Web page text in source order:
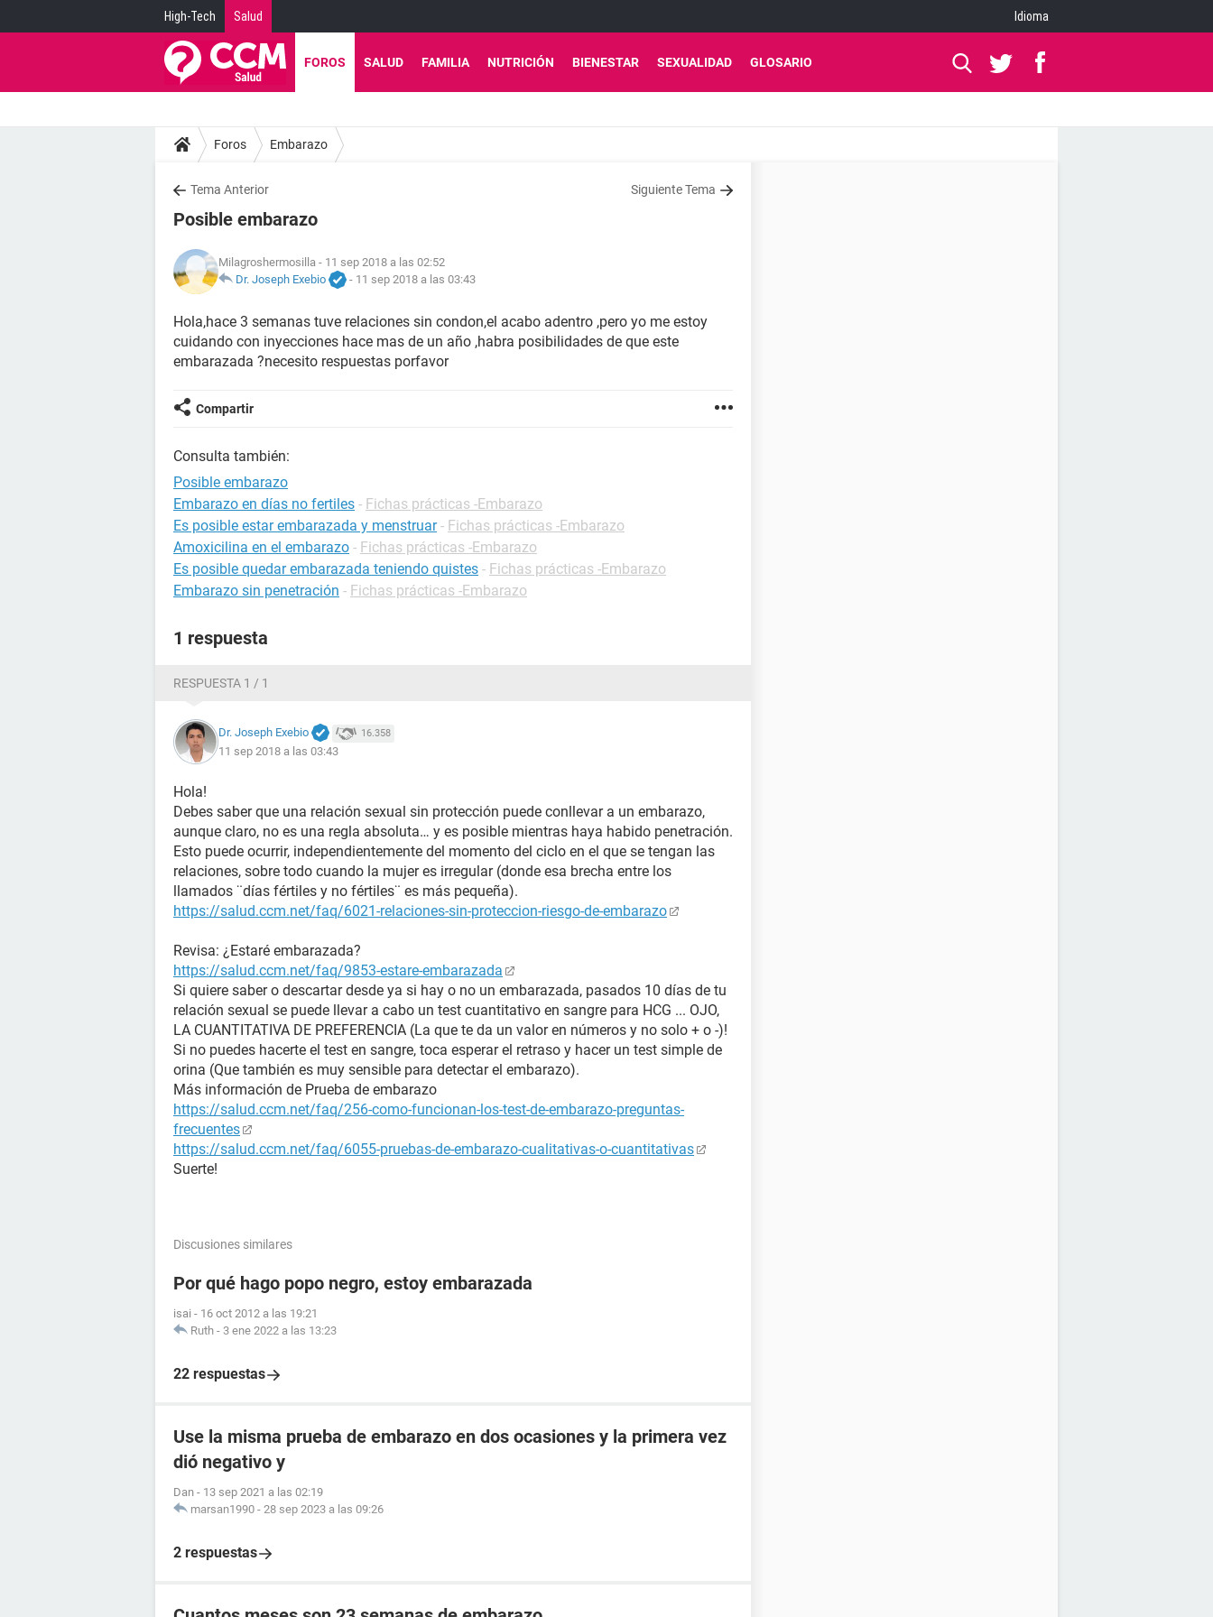
High-Tech Salud Idioma
FOROS SALUD FAMILIA NUTRICIÓN BIENESTAR SEXUALIDAD GLOSARIO
Foros Embarazo
Tema Anterior Siguiente Tema
Posible embarazo
Milagroshermosilla - 11 sep 2018 a las 02:52
Dr. Joseph Exebio
- 11 sep 2018 a las 03:43
Hola,hace 3 semanas tuve relaciones sin condon,el acabo adentro ,pero yo me estoy
cuidando con inyecciones hace mas de un año ,habra posibilidades de que este
embarazada ?necesito respuestas porfavor
Compartir
Consulta también:
Posible embarazo
Embarazo en días no fertiles - Fichas prácticas -Embarazo
Es posible estar embarazada y menstruar - Fichas prácticas -Embarazo
Amoxicilina en el embarazo - Fichas prácticas -Embarazo
Es posible quedar embarazada teniendo quistes - Fichas prácticas -Embarazo
Embarazo sin penetración - Fichas prácticas -Embarazo
1 respuesta
RESPUESTA 1 / 1
Dr. Joseph Exebio 16.358
11 sep 2018 a las 03:43
Hola!
Debes saber que una relación sexual sin protección puede conllevar a un embarazo,
aunque claro, no es una regla absoluta… y es posible mientras haya habido penetración.
Esto puede ocurrir, independientemente del momento del ciclo en el que se tengan las
relaciones, sobre todo cuando la mujer es irregular (donde esa brecha entre los
llamados ¨días fértiles y no fértiles¨ es más pequeña).
https://salud.ccm.net/faq/6021-relaciones-sin-proteccion-riesgo-de-embarazo
Revisa: ¿Estaré embarazada?
https://salud.ccm.net/faq/9853-estare-embarazada
Si quiere saber o descartar desde ya si hay o no un embarazada, pasados 10 días de tu
relación sexual se puede llevar a cabo un test cuantitativo en sangre para HCG ... OJO,
LA CUANTITATIVA DE PREFERENCIA (La que te da un valor en números y no solo + o -)!
Si no puedes hacerte el test en sangre, toca esperar el retraso y hacer un test simple de
orina (Que también es muy sensible para detectar el embarazo).
Más información de Prueba de embarazo
https://salud.ccm.net/faq/256-como-funcionan-los-test-de-embarazo-preguntas-
frecuentes
https://salud.ccm.net/faq/6055-pruebas-de-embarazo-cualitativas-o-cuantitativas
Suerte!
Discusiones similares
Por qué hago popo negro, estoy embarazada
isai - 16 oct 2012 a las 19:21
Ruth - 3 ene 2022 a las 13:23
22 respuestas
Use la misma prueba de embarazo en dos ocasiones y la primera vez
dió negativo y
Dan - 13 sep 2021 a las 02:19
marsan1990 - 28 sep 2023 a las 09:26
2 respuestas